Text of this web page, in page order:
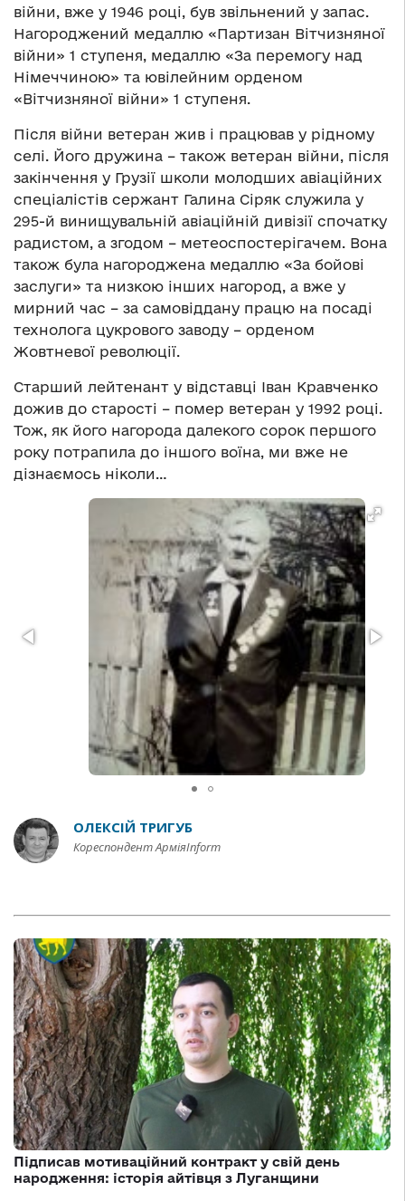
війни, вже у 1946 році, був звільнений у запас.
Нагороджений медаллю «Партизан Вітчизняної
війни» 1 ступеня, медаллю «За перемогу над
Німеччиною» та ювілейним орденом
«Вітчизняної війни» 1 ступеня.
Після війни ветеран жив і працював у рідному
селі. Його дружина – також ветеран війни, після
закінчення у Грузії школи молодших авіаційних
спеціалістів сержант Галина Сіряк служила у
295-й винищувальній авіаційній дивізії спочатку
радистом, а згодом – метеоспостерігачем. Вона
також була нагороджена медаллю «За бойові
заслуги» та низкою інших нагород, а вже у
мирний час – за самовіддану працю на посаді
технолога цукрового заводу – орденом
Жовтневої революції.
Старший лейтенант у відставці Іван Кравченко
дожив до старості – помер ветеран у 1992 році.
Тож, як його нагорода далекого сорок першого
року потрапила до іншого воїна, ми вже не
дізнаємось ніколи…
ОЛЕКСІЙ ТРИГУБ
Кореспондент АрміяInform
Підписав мотиваційний контракт у свій день
народження: історія айтівця з Луганщини